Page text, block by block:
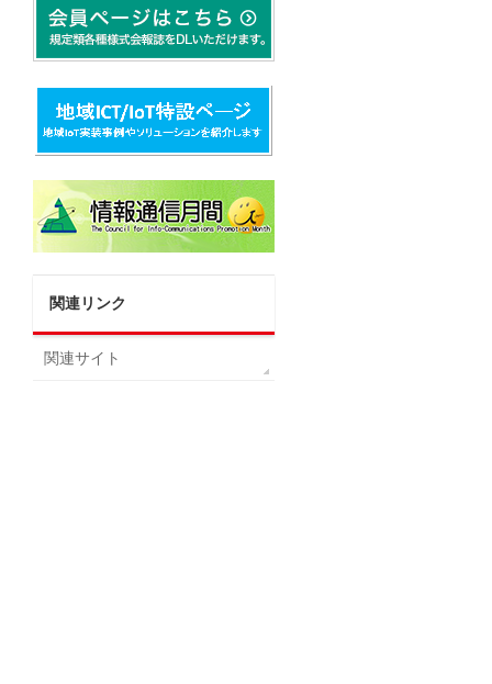
関連リンク
関連サイト